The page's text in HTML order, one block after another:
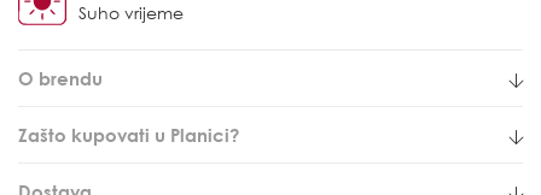
Suho vrijeme
O brendu
Zašto kupovati u Planici?